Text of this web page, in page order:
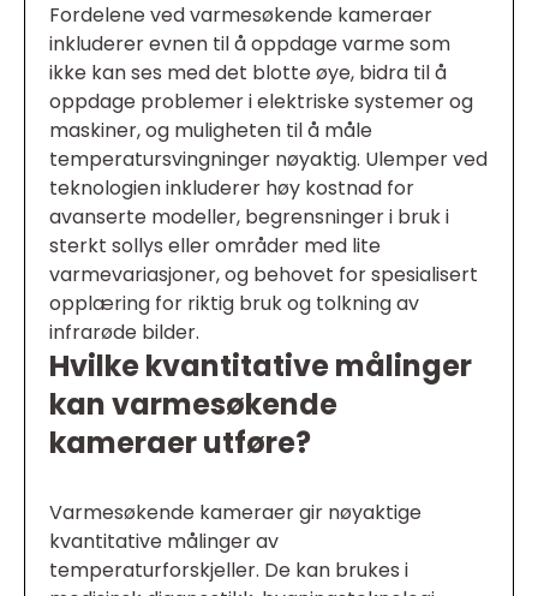
Fordelene ved varmesøkende kameraer
inkluderer evnen til å oppdage varme som
ikke kan ses med det blotte øye, bidra til å
oppdage problemer i elektriske systemer og
maskiner, og muligheten til å måle
temperatursvingninger nøyaktig. Ulemper ved
teknologien inkluderer høy kostnad for
avanserte modeller, begrensninger i bruk i
sterkt sollys eller områder med lite
varmevariasjoner, og behovet for spesialisert
opplæring for riktig bruk og tolkning av
infrarøde bilder.
Hvilke kvantitative målinger
kan varmesøkende
kameraer utføre?
Varmesøkende kameraer gir nøyaktige
kvantitative målinger av
temperaturforskjeller. De kan brukes i